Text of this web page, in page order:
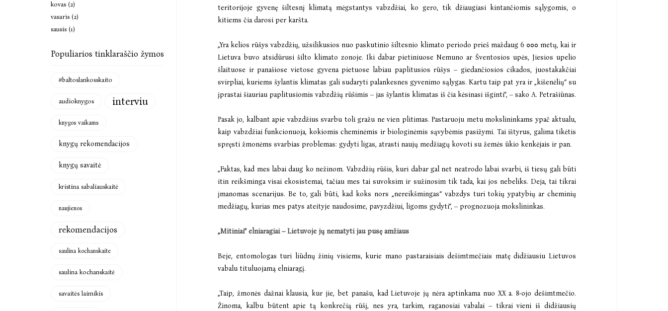
teritorijoje gyvenę šiltesnį klimatą mėgstantys vabzdžiai, ko gero, tik džiaugiasi kintančiomis sąlygomis, o
kitiems čia darosi per karšta.
„Yra kelios rūšys vabzdžių, užsilikusios nuo paskutinio šiltesnio klimato periodo prieš maždaug 6 000 metų, kai ir
Lietuva buvo atsidūrusi šilto klimato zonoje. Iki dabar pietiniuose Nemuno ar Šventosios upės, Jiesios upelio
šlaituose ir panašiose vietose gyvena pietuose labiau paplitusios rūšys – giedančiosios cikados, juostakakčiai
svirpliai, kuriems šylantis klimatas gali sudaryti palankesnes gyvenimo sąlygas. Kartu taip pat yra ir „kišenėlių“ su
įprastai šiauriau paplitusiomis vabzdžių rūšimis – jas šylantis klimatas iš čia kėsinasi išginti“, – sako A. Petrašiūnas.
Pasak jo, kalbant apie vabzdžius svarbu toli gražu ne vien plitimas. Pastaruoju metu mokslininkams ypač aktualu,
kaip vabzdžiai funkcionuoja, kokiomis cheminėmis ir biologinėmis sąvybėmis pasižymi. Tai ištyrus, galima tikėtis
spręsti žmonėms svarbias problemas: gydyti ligas, atrasti naujų medžiagų kovoti su žemės ūkio kenkėjais ir pan.
„Faktas, kad mes labai daug ko nežinom. Vabzdžių rūšis, kuri dabar gal net neatrodo labai svarbi, iš tiesų gali būti
itin reikšminga visai ekosistemai, tačiau mes tai suvoksim ir sužinosim tik tada, kai jos nebeliks. Deja, tai tikrai
įmanomas scenarijus. Be to, gali būti, kad koks nors „nereikšmingas“ vabzdys turi tokių ypatybių ar cheminių
medžiagų, kurias mes patys ateityje naudosime, pavyzdžiui, ligoms gydyti“, – prognozuoja mokslininkas.
„Mitiniai“ elniaragiai – Lietuvoje jų nematyti jau pusę amžiaus
Beje, entomologas turi liūdnų žinių visiems, kurie mano pastaraisiais dešimtmečiais matę didžiausiu Lietuvos
vabalu tituluojamą elniaragį.
„Taip, žmonės dažnai klausia, kur jie, bet panašu, kad Lietuvoje jų nėra aptinkama nuo XX a. 8-ojo dešimtmečio.
Žinoma, kalbu būtent apie tą konkrečią rūšį, nes yra, tarkim, raganosiai vabalai – tikrai vieni iš didžiausių
kovas (2)
vasaris (2)
sausis (1)
Populiarios tinklaraščio žymos
#baltoslankosskaito
audioknygos interviu
knygos vaikams
knygų rekomendacijos
knygų savaitė
kristina sabaliauskaitė
naujienos
rekomendacijos
saulina kochanskaite
saulina kochanskaitė
savaitės laimikis